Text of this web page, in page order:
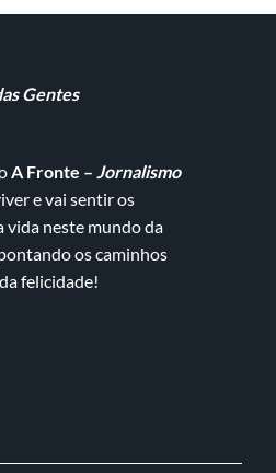
Gentes
A Fronte – Jornalismo
e vai sentir os
vida neste mundo da
os caminhos
felicidade!